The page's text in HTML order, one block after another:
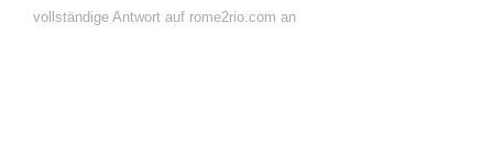
vollständige Antwort auf rome2rio.com an